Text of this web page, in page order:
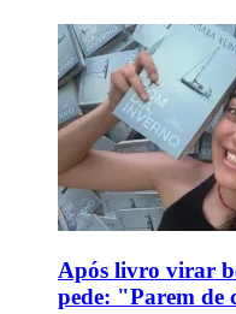
Após livro virar
pede: "Parem de